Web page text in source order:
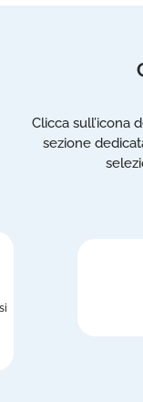
Clicca sull’icona
sezione